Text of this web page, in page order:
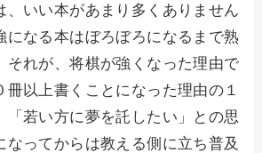
、いい本があまり多くありません
になる本はぼろぼろになるまで熟
それが、将棋が強くなった理由で
冊以上書くことになった理由の１
「若い方に夢を託したい」との思
なってからは教える側に立ち普及